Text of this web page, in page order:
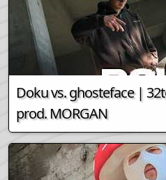
Doku vs. ghosteface |
prod. MORGAN